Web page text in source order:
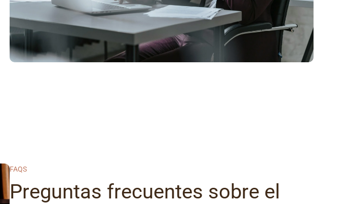
FAQS
Preguntas frecuentes sobre el